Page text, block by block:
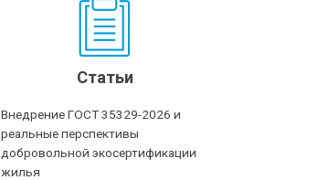
Статьи
Внедрение ГОСТ 35329-2026 и
реальные перспективы
добровольной экосертификации
жилья